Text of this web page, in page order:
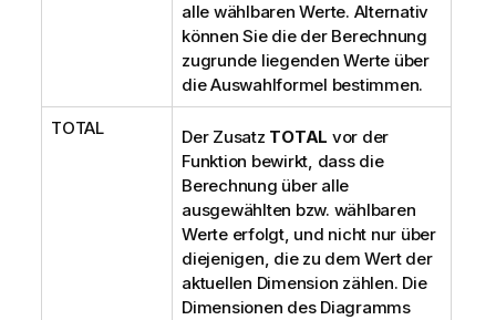
alle wählbaren Werte. Alternativ
können Sie die der Berechnung
zugrunde liegenden Werte über
die Auswahlformel bestimmen.
TOTAL Der Zusatz TOTAL vor der
Funktion bewirkt, dass die
Berechnung über alle
ausgewählten bzw. wählbaren
Werte erfolgt, und nicht nur über
diejenigen, die zu dem Wert der
aktuellen Dimension zählen. Die
Dimensionen des Diagramms